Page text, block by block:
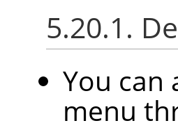
5.20.1.
You can
menu